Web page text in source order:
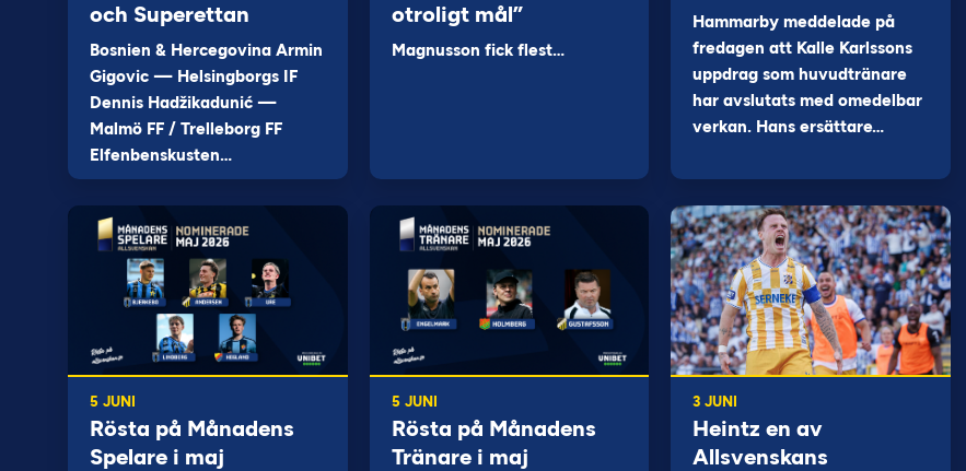
och Superettan
Bosnien & Hercegovina Armin
Gigovic — Helsingborgs IF
Dennis Hadžikadunić —
Malmö FF / Trelleborg FF
Elfenbenskusten…
otroligt mål”
Magnusson fick flest…
Hammarby meddelade på
fredagen att Kalle Karlssons
uppdrag som huvudtränare
har avslutats med omedelbar
verkan. Hans ersättare…
5 JUNI
Rösta på Månadens
Spelare i maj
5 JUNI
Rösta på Månadens
Tränare i maj
3 JUNI
Heintz en av
Allsvenskans